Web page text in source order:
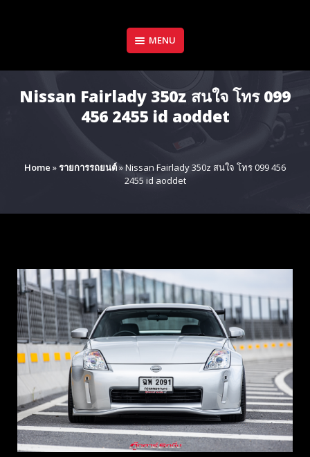
MENU
Nissan Fairlady 350z สนใจ โทร 099
456 2455 id aoddet
Home »รายการรถยนต์»Nissan Fairlady 350z สนใจ โทร 099 456
2455 id aoddet